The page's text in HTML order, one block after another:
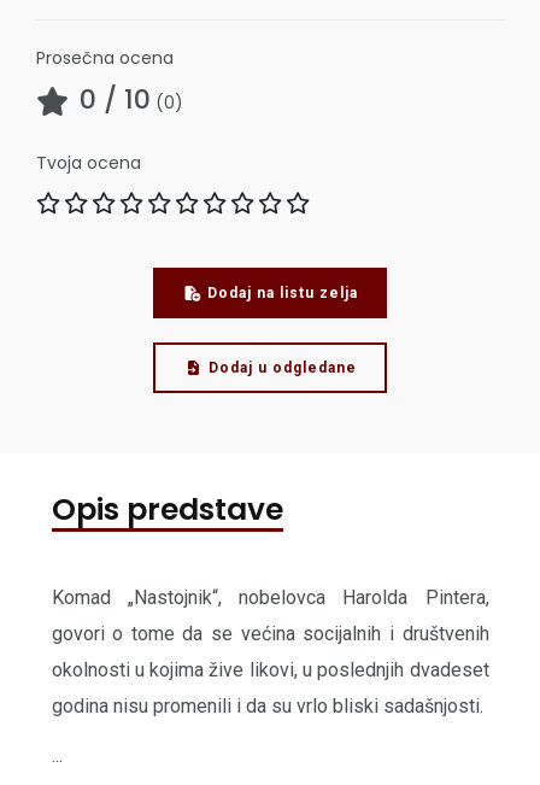
Prosečna ocena
0 / 10 (0)
Tvoja ocena
Dodaj na listu zelja
Dodaj u odgledane
Opis predstave
Komad „Nastojnik“, nobelovca Harolda Pintera,
govori o tome da se većina socijalnih i društvenih
okolnosti u kojima žive likovi, u poslednjih dvadeset
godina nisu promenili i da su vrlo bliski sadašnjosti.
...